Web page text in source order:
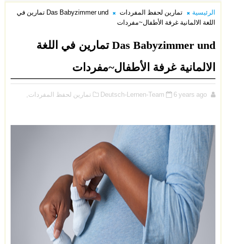
الرئيسية تمارين لحفظ المفردات
Das Babyzimmer und تمارين في
اللغة الالمانية غرفة الأطفال~مفردات
Das Babyzimmer und تمارين في اللغة
الالمانية غرفة الأطفال~مفردات
Deutsch-Lernen-Team 6 years ago تمارين لحفظ المفردات,